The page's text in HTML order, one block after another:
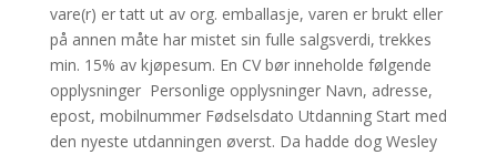
vare(r) er tatt ut av org. emballasje, varen er brukt eller
på annen måte har mistet sin fulle salgsverdi, trekkes
min. 15% av kjøpesum. En CV bør inneholde følgende
opplysninger ​ Personlige opplysninger Navn, adresse,
epost, mobilnummer Fødselsdato Utdanning Start med
den nyeste utdanningen øverst. Da hadde dog Wesley